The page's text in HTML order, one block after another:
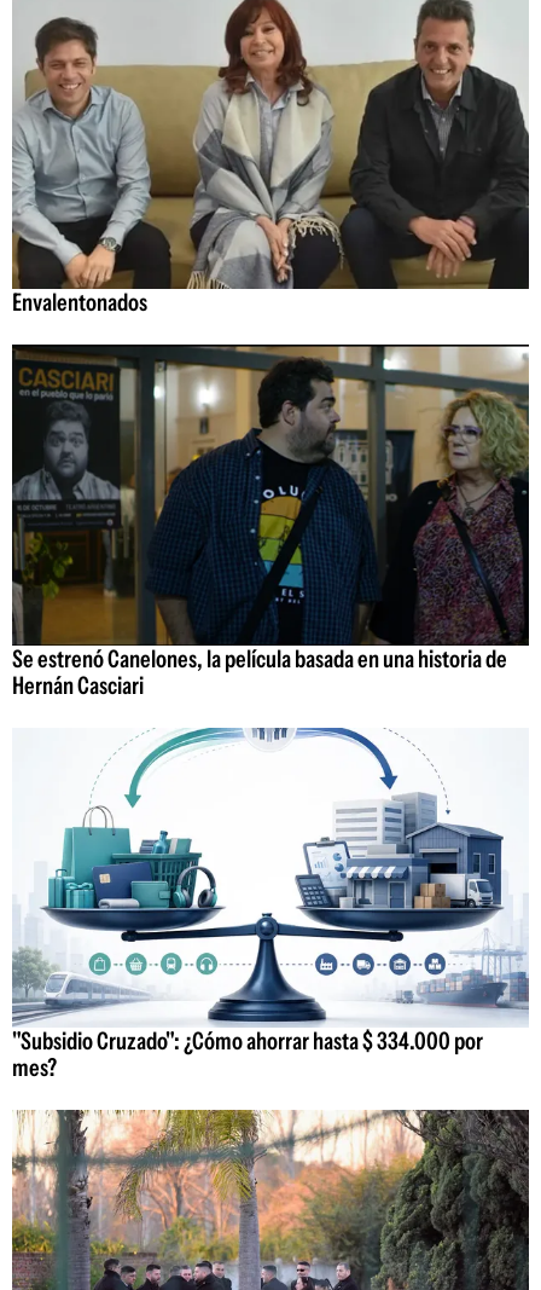
Envalentonados
Se estrenó Canelones, la película basada en una historia de
Hernán Casciari
"Subsidio Cruzado": ¿Cómo ahorrar hasta $ 334.000 por
mes?